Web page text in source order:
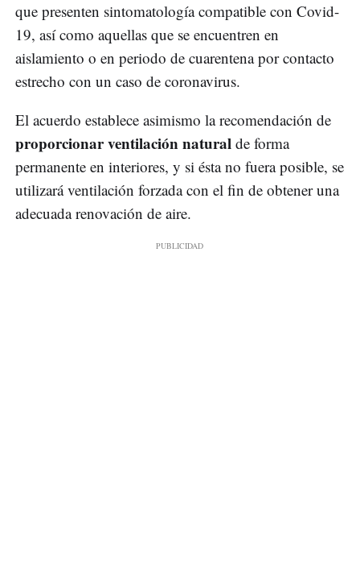
que presenten sintomatología compatible con Covid-
19, así como aquellas que se encuentren en
aislamiento o en periodo de cuarentena por contacto
estrecho con un caso de coronavirus.
El acuerdo establece asimismo la recomendación de
proporcionar ventilación natural de forma
permanente en interiores, y si ésta no fuera posible, se
utilizará ventilación forzada con el fin de obtener una
adecuada renovación de aire.